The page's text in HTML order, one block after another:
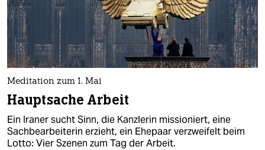
Meditation zum 1. Mai
Hauptsache Arbeit
Ein Iraner sucht Sinn, die Kanzlerin missioniert, eine
Sachbearbeiterin erzieht, ein Ehepaar verzweifelt beim
Lotto: Vier Szenen zum Tag der Arbeit.